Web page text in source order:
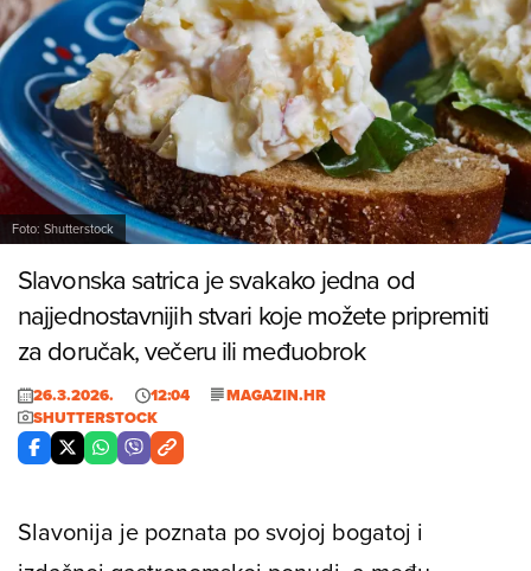
Foto: Shutterstock
Slavonska satrica je svakako jedna od
najjednostavnijih stvari koje možete pripremiti
za doručak, večeru ili međuobrok
26.3.2026. 12:04
MAGAZIN.HR
SHUTTERSTOCK
Slavonija je poznata po svojoj bogatoj i